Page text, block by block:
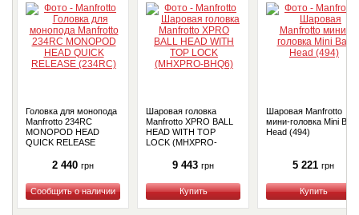
Головка для монопода
Manfrotto 234RC
MONOPOD HEAD
QUICK RELEASE
2 440 грн
Купить
Шаровая головка
Manfrotto XPRO BALL
HEAD WITH TOP
LOCK (MHXPRO-
9 443 грн
Купить
Шаровая Manfrotto
мини-головка Mini Ball
Head (494)
5 221 грн
Купить